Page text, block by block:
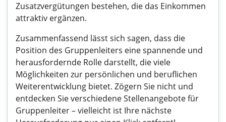
Zusatzvergütungen bestehen, die das Einkommen
attraktiv ergänzen.
Zusammenfassend lässt sich sagen, dass die
Position des Gruppenleiters eine spannende und
herausfordernde Rolle darstellt, die viele
Möglichkeiten zur persönlichen und beruflichen
Weiterentwicklung bietet. Zögern Sie nicht und
entdecken Sie verschiedene Stellenangebote für
Gruppenleiter – vielleicht ist Ihre nächste